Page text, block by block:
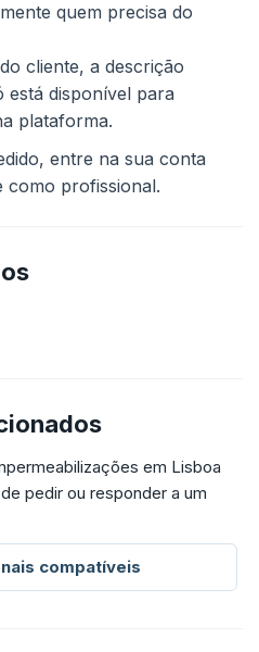
quem precisa do
cliente, a descrição
está disponível para
plataforma.
entre na sua conta
como profissional.
em Lisboa
pedir ou responder a um
compatíveis